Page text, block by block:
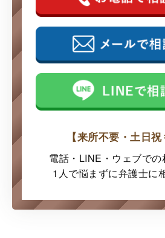
【来所不要・土日祝
電話・LINE・ウェブでの
1人で悩まずに弁護士に